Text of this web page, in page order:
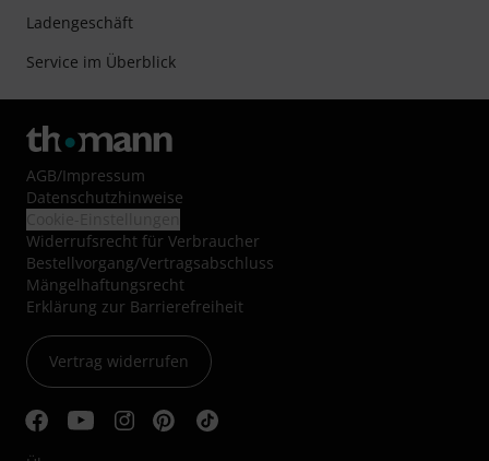
Ladengeschäft
Service im Überblick
AGB/Impressum
Datenschutzhinweise
Widerrufsrecht für Verbraucher
Bestellvorgang/Vertragsabschluss
Mängelhaftungsrecht
Erklärung zur Barrierefreiheit
Vertrag widerrufen